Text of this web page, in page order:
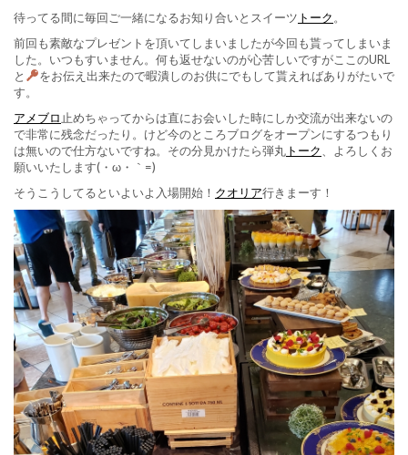
待ってる間に毎回ご一緒になるお知り合いとスイーツ トーク 。
前回も素敵なプレゼントを頂いてしまいましたが今回も貰ってしまいま
した。いつもすいません。何も返せないのが心苦しいですがここのURL
と
をお伝え出来たので暇潰しのお供にでもして貰えればありがたいで
す。
アメブロ 止めちゃってからは直にお会いした時にしか交流が出来ないの
で非常に残念だったり。けど今のところブログをオープンにするつもり
は無いので仕方ないですね。その分見かけたら弾丸 トーク
、よろしくお
願いいたします(・ω・｀=)ゞ
そうこうしてるといよいよ入場開始！ クオリア行きまーす！